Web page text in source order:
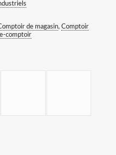
de magasin, Comptoir
comptoir